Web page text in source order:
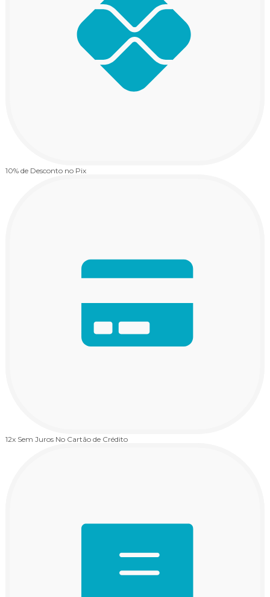
10% de Desconto no Pix
12x Sem Juros No Cartão de Crédito